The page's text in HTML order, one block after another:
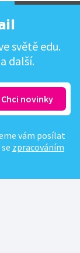
světě edu.
další.
vám posílat
zpracováním